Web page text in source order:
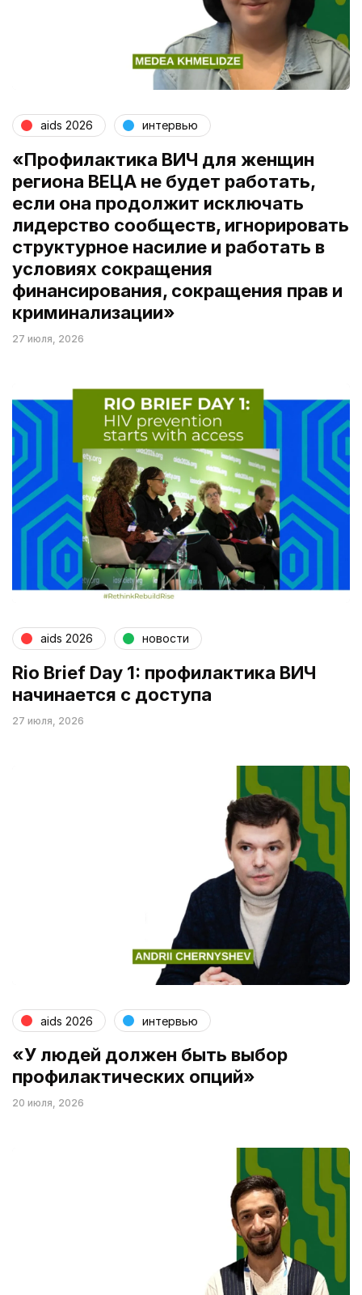
aids 2026 интервью
«Профилактика ВИЧ для женщин
региона ВЕЦА не будет работать,
если она продолжит исключать
лидерство сообществ, игнорировать
структурное насилие и работать в
условиях сокращения
финансирования, сокращения прав и
криминализации»
27 июля, 2026
aids 2026 новости
Rio Brief Day 1: профилактика ВИЧ
начинается с доступа
27 июля, 2026
aids 2026 интервью
«У людей должен быть выбор
профилактических опций»
20 июля, 2026